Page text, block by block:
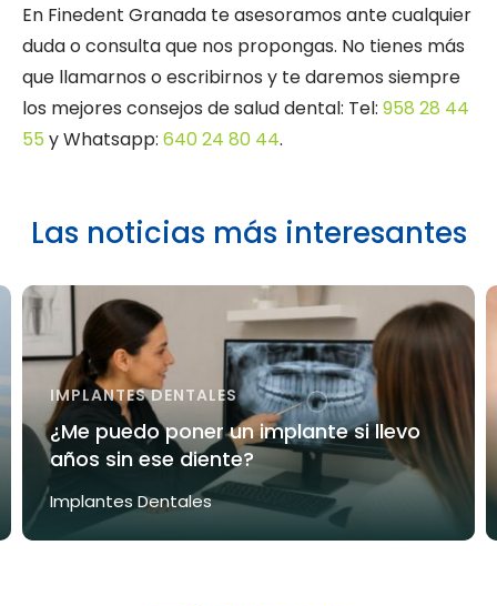
En Finedent Granada te asesoramos ante cualquier
duda o consulta que nos propongas. No tienes más
que llamarnos o escribirnos y te daremos siempre
los mejores consejos de salud dental: Tel: 958 28 44
55 y Whatsapp: 640 24 80 44.
Las noticias más interesantes
IMPLANTES DENTALES
¿Me puedo poner un implante si llevo
años sin ese diente?
Implantes Dentales